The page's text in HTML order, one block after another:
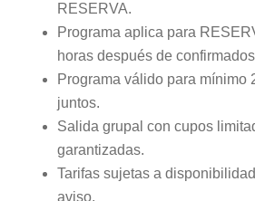
RESERVA.
Programa aplica para
horas después de
Programa válido para mínimo
juntos.
Salida grupal con cupos
garantizadas.
Tarifas sujetas a
aviso.